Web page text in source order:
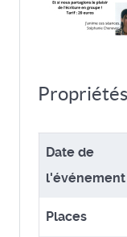
Date de
l'événement
Places